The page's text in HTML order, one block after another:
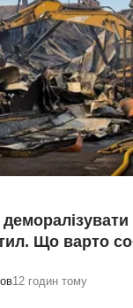
Що варто
12 годин тому